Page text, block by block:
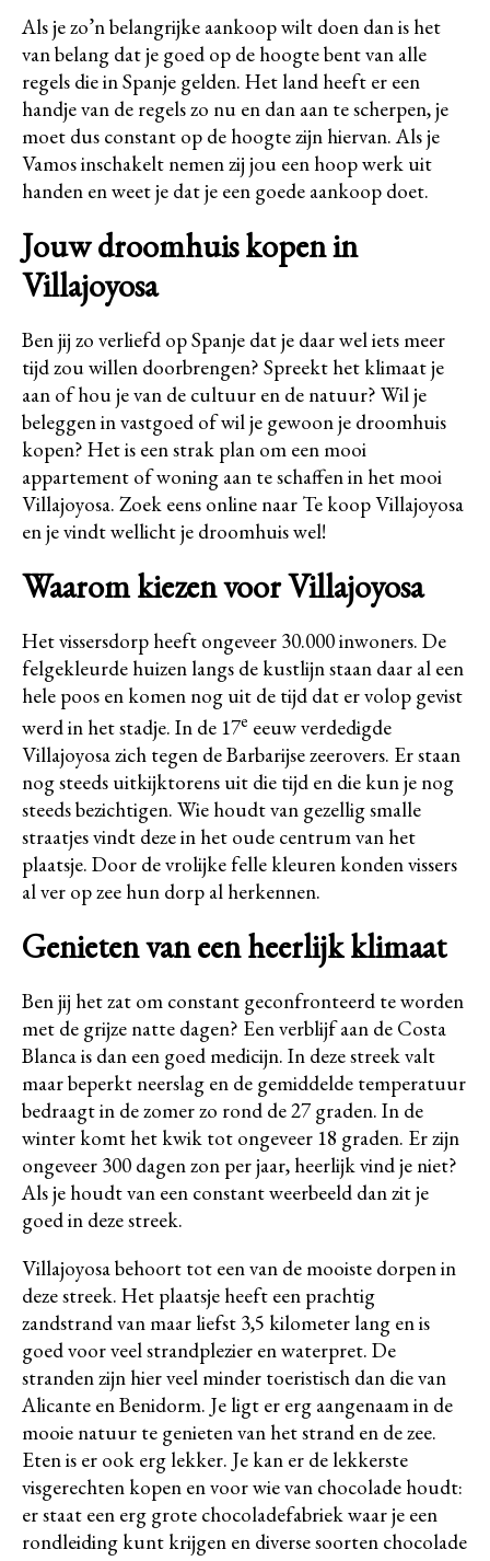
Als je zo’n belangrijke aankoop wilt doen dan is het
van belang dat je goed op de hoogte bent van alle
regels die in Spanje gelden. Het land heeft er een
handje van de regels zo nu en dan aan te scherpen, je
moet dus constant op de hoogte zijn hiervan. Als je
Vamos inschakelt nemen zij jou een hoop werk uit
handen en weet je dat je een goede aankoop doet.
Jouw droomhuis kopen in
Villajoyosa
Ben jij zo verliefd op Spanje dat je daar wel iets meer
tijd zou willen doorbrengen? Spreekt het klimaat je
aan of hou je van de cultuur en de natuur? Wil je
beleggen in vastgoed of wil je gewoon je droomhuis
kopen? Het is een strak plan om een mooi
appartement of woning aan te schaffen in het mooi
Villajoyosa. Zoek eens online naar Te koop Villajoyosa
en je vindt wellicht je droomhuis wel!
Waarom kiezen voor Villajoyosa
Het vissersdorp heeft ongeveer 30.000 inwoners. De
felgekleurde huizen langs de kustlijn staan daar al een
hele poos en komen nog uit de tijd dat er volop gevist
werd in het stadje. In de 17e eeuw verdedigde
Villajoyosa zich tegen de Barbarijse zeerovers. Er staan
nog steeds uitkijktorens uit die tijd en die kun je nog
steeds bezichtigen. Wie houdt van gezellig smalle
straatjes vindt deze in het oude centrum van het
plaatsje. Door de vrolijke felle kleuren konden vissers
al ver op zee hun dorp al herkennen.
Genieten van een heerlijk klimaat
Ben jij het zat om constant geconfronteerd te worden
met de grijze natte dagen? Een verblijf aan de Costa
Blanca is dan een goed medicijn. In deze streek valt
maar beperkt neerslag en de gemiddelde temperatuur
bedraagt in de zomer zo rond de 27 graden. In de
winter komt het kwik tot ongeveer 18 graden. Er zijn
ongeveer 300 dagen zon per jaar, heerlijk vind je niet?
Als je houdt van een constant weerbeeld dan zit je
goed in deze streek.
Villajoyosa behoort tot een van de mooiste dorpen in
deze streek. Het plaatsje heeft een prachtig
zandstrand van maar liefst 3,5 kilometer lang en is
goed voor veel strandplezier en waterpret. De
stranden zijn hier veel minder toeristisch dan die van
Alicante en Benidorm. Je ligt er erg aangenaam in de
mooie natuur te genieten van het strand en de zee.
Eten is er ook erg lekker. Je kan er de lekkerste
visgerechten kopen en voor wie van chocolade houdt:
er staat een erg grote chocoladefabriek waar je een
rondleiding kunt krijgen en diverse soorten chocolade